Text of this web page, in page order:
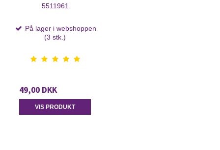
5511961
På lager i webshoppen
(3 stk.)
49,00 DKK
VIS PRODUKT